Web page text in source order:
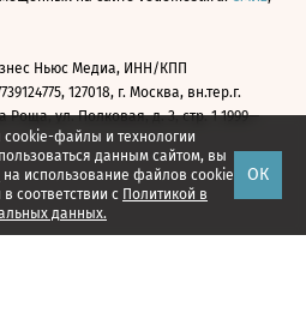
cookie-файлы и технологии
данным сайтом, вы
на использование файлов cookie
соответствии с Политикой в
данных.
ОК
Ньюс Медиа, ИНН/КПП
127018, г. Москва, вн.тер.г.
ул. Полковая, д. 3, стр. 1 1999—